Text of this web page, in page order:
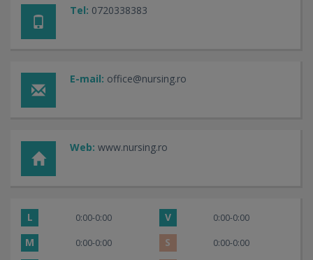
Tel: 0720338383
E-mail: office@nursing.ro
Web: www.nursing.ro
L 0:00-0:00 V 0:00-0:00
M 0:00-0:00 S 0:00-0:00